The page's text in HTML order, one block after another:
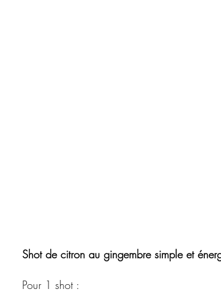
Shot de citron au gingembre simple et
Pour 1 shot :